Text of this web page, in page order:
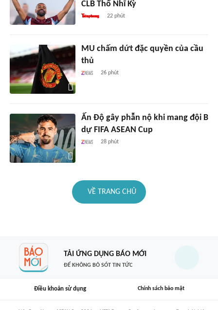
CLB Thổ Nhĩ Kỳ
22 phút
MU chấm dứt đặc quyền của cầu
thủ
26 phút
Ấn Độ gây phẫn nộ khi mang đội B
dự FIFA ASEAN Cup
28 phút
VỀ TRANG CHỦ
TẢI ỨNG DỤNG BÁO MỚI
ĐỂ KHÔNG BỎ SÓT TIN TỨC
Điều khoản sử dụng Chính sách bảo mật